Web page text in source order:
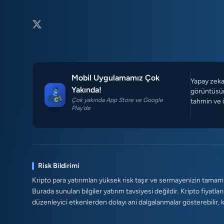
Mobil Uygulamamız Çok
Yakında!
Çok yakında App Store ve Google
Play'de
Yapay
tahmin ve
Risk Bildirimi
Kripto para yatırımları yüksek risk taşır ve sermayenizin
Burada sunulan bilgiler yatırım tavsiyesi değildir. Kripto
düzenleyici etkenlerden dolayı ani dalgalanmalar gösterebilir,